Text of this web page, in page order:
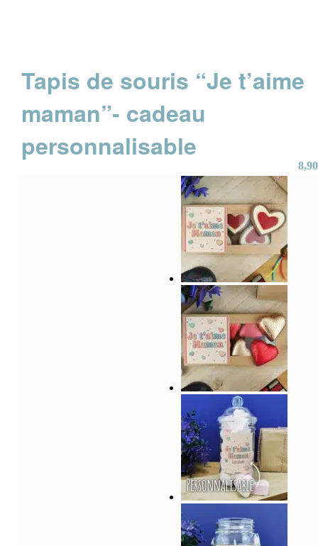
Tapis de souris “Je t’aime
maman”- cadeau
personnalisable
8,90